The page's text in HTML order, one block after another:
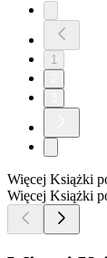
1
Więcej Książki
Więcej Książki